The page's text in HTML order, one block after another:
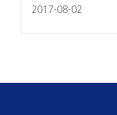
2017-08-02